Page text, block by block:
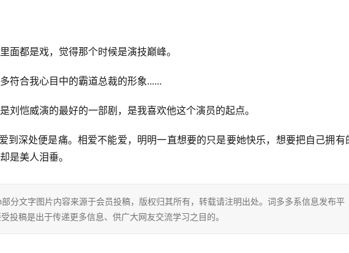
面都是戏，觉得那个时候是演技巅峰。
符合我心目中的霸道总裁的形象......
刘恺威演的最好的一部剧，是我喜欢他这个演员的起点。
到深处便是痛。相爱不能爱，明明一直想要的只是要她快乐，想要把自己拥有
是美人泪垂。
分文字图片内容来源于会员投稿，版权归其所有，转载请注明出处。词多多系信息发布平
投稿是出于传递更多信息、供广大网友交流学习之目的。